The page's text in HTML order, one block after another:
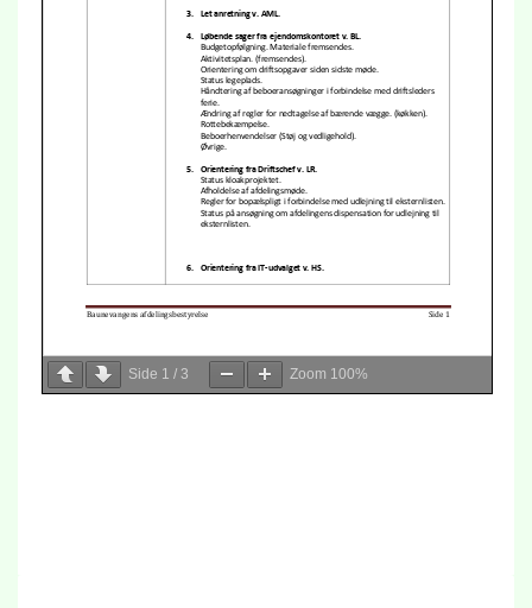
Side 1 / 3 Zoom 100%